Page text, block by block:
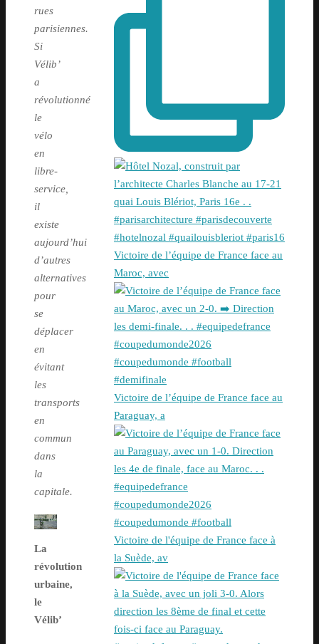
rues
parisiennes.
Si
Vélib’
a
révolutionné
le
vélo
en
libre-
service,
il
existe
aujourd’hui
d’autres
alternatives
pour
se
déplacer
en
évitant
les
transports
en
commun
dans
la
capitale.
La
révolution
urbaine,
le
Vélib’
Victoire de l’équipe de France face au
Maroc, avec
Victoire de l’équipe de France face au
Paraguay, a
Victoire de l'équipe de France face à
la Suède, av